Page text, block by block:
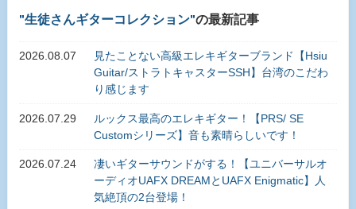
生徒さんギターコレクション の最新記事
2026.08.07
見たことない高級エレキギターブランド【Hsiu
Guitar/ストラトキャスターSSH】台湾のこだわ
り感じます
2026.07.29
ルックス最高のエレキギター！【PRS/ SE
Customシリーズ】音も素晴らしいです！
2026.07.24
凄いギターサウンドがする！【ユニバーサルオ
ーディオUAFX DREAMとUAFX Enigmatic】人
気絶頂の2台登場！